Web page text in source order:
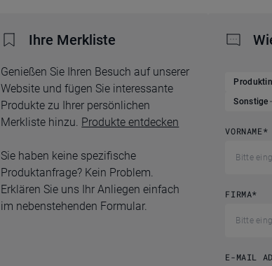
Ihre Merkliste
Genießen Sie Ihren Besuch auf unserer
Website und fügen Sie interessante
Produkte zu Ihrer persönlichen
Merkliste hinzu. Produkte entdecken
Sie haben keine spezifische
Produktanfrage? Kein Problem.
Erklären Sie uns Ihr Anliegen einfach
im nebenstehenden Formular.
Sonstige
VORNAME*
FIRMA*
E-MAIL